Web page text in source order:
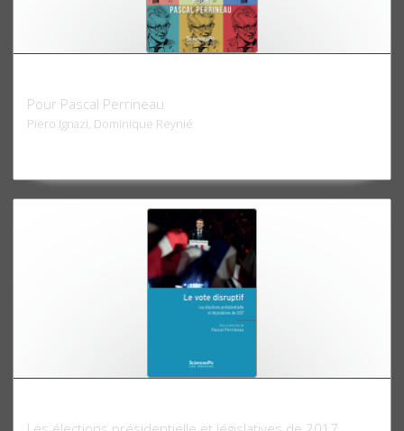
Pour Pascal Perrineau
Piero Ignazi, Dominique Reynié